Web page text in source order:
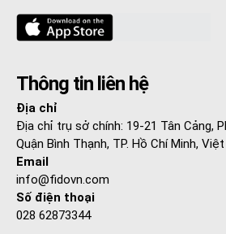
Thông tin liên hệ
Địa chỉ
Địa chỉ trụ sở chính: 19-21 Tân Cảng,
Quận Bình Thạnh, TP. Hồ Chí Minh,
Email
info@fidovn.com
Số điện thoại
028 62873344